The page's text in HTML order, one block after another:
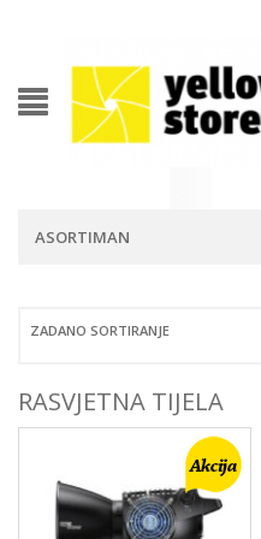
ASORTIMAN
ZADANO SORTIRANJE
RASVJETNA TIJELA